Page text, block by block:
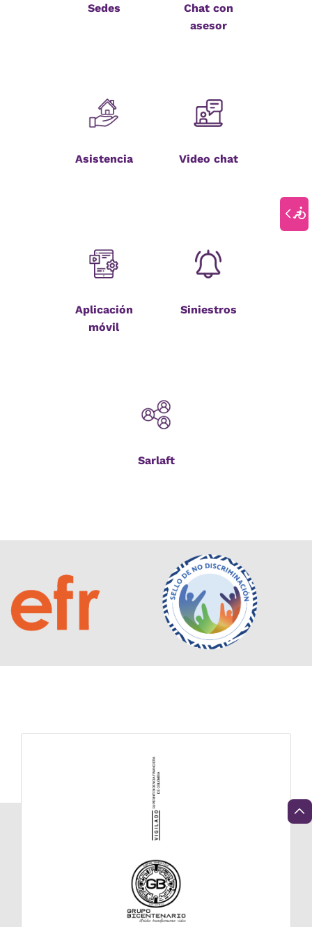
Sedes
Chat con
asesor
Asistencia Video chat
Aplicación
móvil
Siniestros
Sarlaft